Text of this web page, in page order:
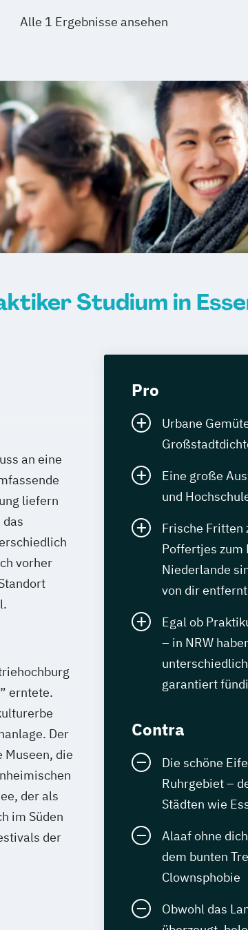
Alle 1 Ergebnisse ansehen
Studium in
an eine
liefern
vorher
erntete.
Der
die
der als
im Süden
der
Pro
Urbane
Eine große
und
Frische Fritten
Poffertjes zum
Niederlande
von dir entfernt
Egal ob
– in NRW
garantiert
Contra
Die schöne
Ruhrgebiet –
Städten wie
Alaaf ohne
dem bunten
Clownsphobie
Obwohl das